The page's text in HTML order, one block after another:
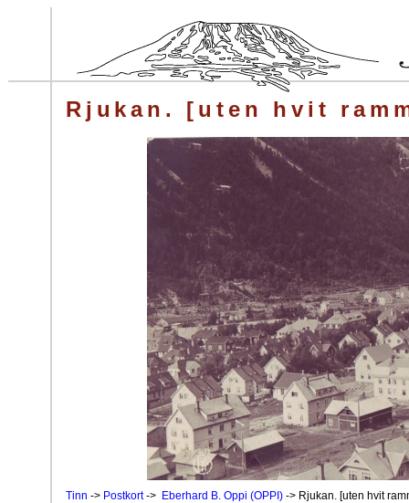
Rjukan. [uten hvit
Tinn -> Postkort-> Eberhard B. Oppi (OPPI) -> Rjukan. [uten hvit